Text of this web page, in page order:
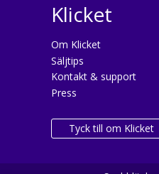
Klicket
Om Klicket
Säljtips
Kontakt & support
Press
Tyck till om Klicket